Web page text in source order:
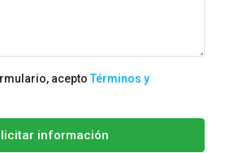
aceptoTérminos y
información